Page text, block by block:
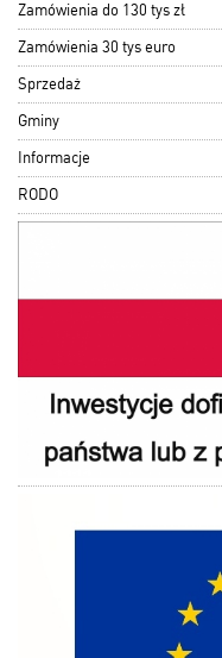
Zamówienia do 130 tys zł
Zamówienia 30 tys euro
Sprzedaż
Gminy
Informacje
RODO